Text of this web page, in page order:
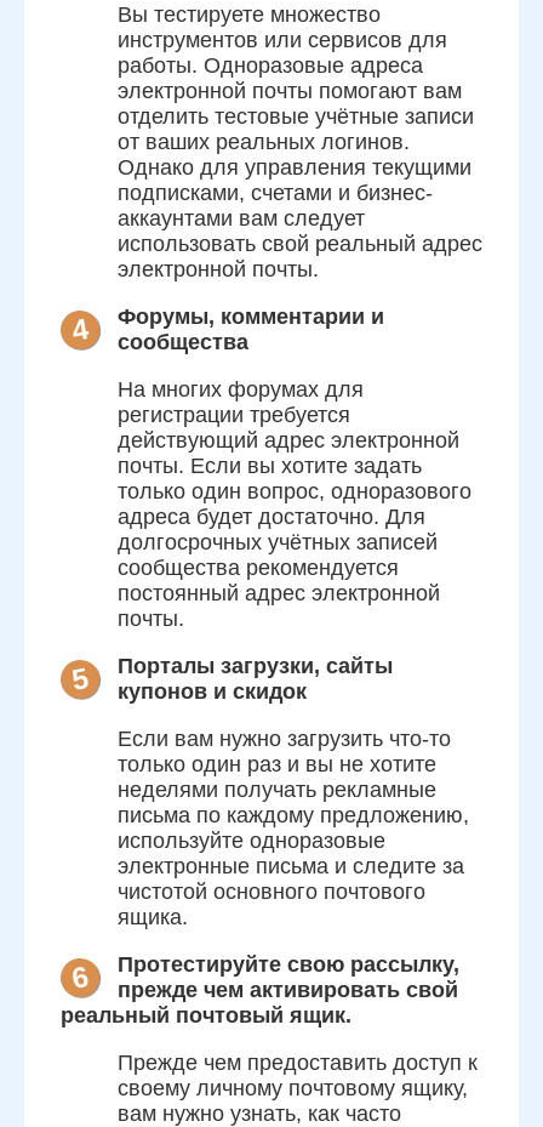
Вы тестируете множество
инструментов или сервисов для
работы. Одноразовые адреса
электронной почты помогают вам
отделить тестовые учётные записи
от ваших реальных логинов.
Однако для управления текущими
подписками, счетами и бизнес-
аккаунтами вам следует
использовать свой реальный адрес
электронной почты.
4
Форумы, комментарии и
сообщества
На многих форумах для
регистрации требуется
действующий адрес электронной
почты. Если вы хотите задать
только один вопрос, одноразового
адреса будет достаточно. Для
долгосрочных учётных записей
сообщества рекомендуется
постоянный адрес электронной
почты.
5
Порталы загрузки, сайты
купонов и скидок
Если вам нужно загрузить что-то
только один раз и вы не хотите
неделями получать рекламные
письма по каждому предложению,
используйте одноразовые
электронные письма и следите за
чистотой основного почтового
ящика.
6
Протестируйте свою рассылку,
прежде чем активировать свой
реальный почтовый ящик.
Прежде чем предоставить доступ к
своему личному почтовому ящику,
вам нужно узнать, как часто